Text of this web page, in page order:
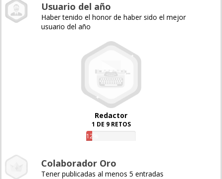
Usuario del año
Haber tenido el honor de haber sido el mejor
usuario del año
Redactor
1 DE 9 RETOS
12%
Colaborador Oro
Tener publicadas al menos 5 entradas